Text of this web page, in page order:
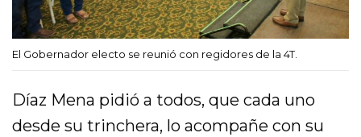
El Gobernador electo se reunió con regidores de la 4T.
Díaz Mena pidió a todos, que cada uno
desde su trinchera, lo acompañe con su